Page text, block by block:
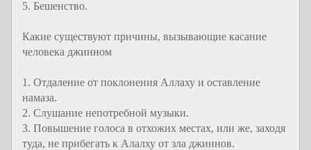
5. Бешенство.
Какие существуют причины, вызывающие касание
человека джинном
1. Отдаление от поклонения Аллаху и оставление
намаза.
2. Слушание непотребной музыки.
3. Повышение голоса в отхожих местах, или же, заходя
туда, не прибегать к Алалху от зла джиннов.